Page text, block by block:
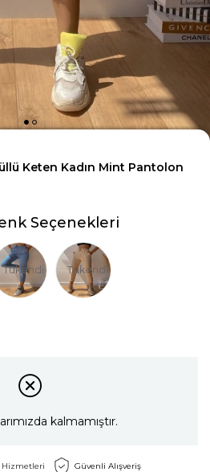
Keten Kadın Mint Pantolon
Seçenekleri
Tükendi Tükendi
kalmamıştır.
Hizmetleri Güvenli Alışveriş